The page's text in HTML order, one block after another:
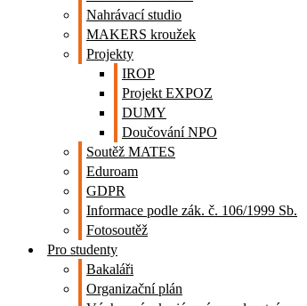
Nahrávací studio
MAKERS kroužek
Projekty
IROP
Projekt EXPOZ
DUMY
Doučování NPO
Soutěž MATES
Eduroam
GDPR
Informace podle zák. č. 106/1999 Sb.
Fotosoutěž
Pro studenty
Bakaláři
Organizační plán